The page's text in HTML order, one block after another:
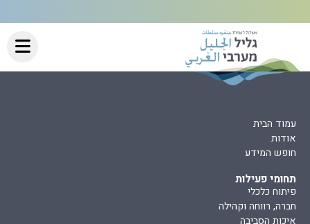
עמוד הבית
אודות
חופש המידע
תחומי פעילות
פיתוח כלכלי
חברה, רווחה וקהילה
איכות הסביבה